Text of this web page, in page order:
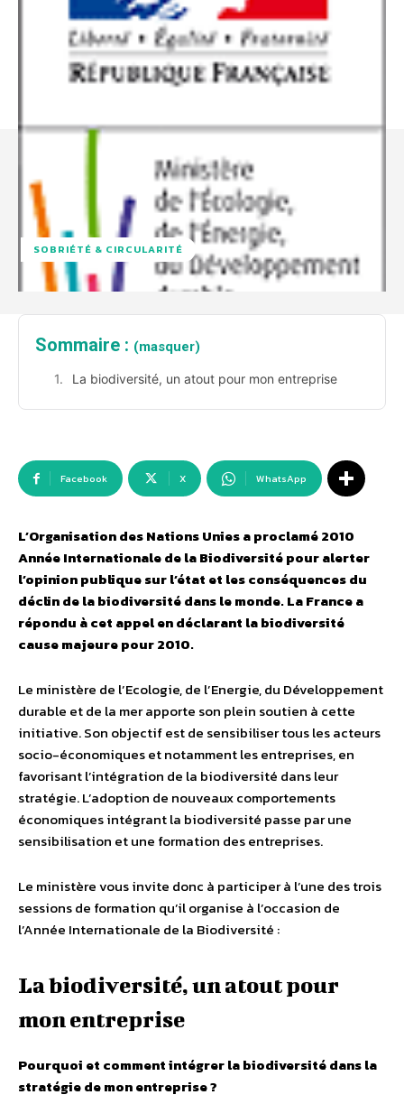
SOBRIÉTÉ & CIRCULARITÉ
Sommaire : (masquer)
La biodiversité, un atout pour mon entreprise
Facebook X WhatsApp
L’Organisation des Nations Unies a proclamé 2010
Année Internationale de la Biodiversité pour alerter
l’opinion publique sur l’état et les conséquences du
déclin de la biodiversité dans le monde. La France a
répondu à cet appel en déclarant la biodiversité
cause majeure pour 2010.
Le ministère de l’Ecologie, de l’Energie, du Développement
durable et de la mer apporte son plein soutien à cette
initiative. Son objectif est de sensibiliser tous les acteurs
socio-économiques et notamment les entreprises, en
favorisant l’intégration de la biodiversité dans leur
stratégie. L’adoption de nouveaux comportements
économiques intégrant la biodiversité passe par une
sensibilisation et une formation des entreprises.
Le ministère vous invite donc à participer à l’une des trois
sessions de formation qu’il organise à l’occasion de
l’Année Internationale de la Biodiversité :
La biodiversité, un atout pour
mon entreprise
Pourquoi et comment intégrer la biodiversité dans la
stratégie de mon entreprise ?